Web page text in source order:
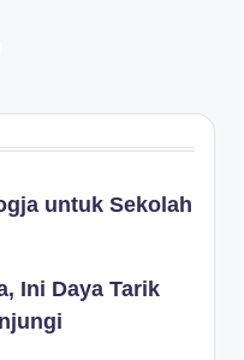
untuk Sekolah
Ini Daya Tarik